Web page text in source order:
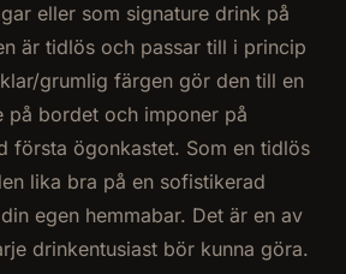
eller som signature drink på
är tidlös och passar till i princip
grumlig färgen gör den till en
på bordet och imponer på
första ögonkastet. Som en tidlös
lika bra på en sofistikerad
egen hemmabar. Det är en av
drinkentusiast bör kunna göra.